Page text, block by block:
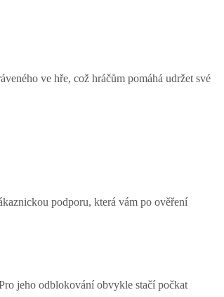
ve hře, což hráčům pomáhá udržet své
podporu, která vám po ověření
jeho odblokování obvykle stačí počkat